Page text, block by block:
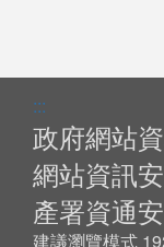
:::
政府網站
網站資訊
產署資通
建議瀏覽模式